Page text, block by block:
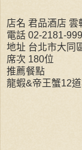
店名 君品酒店 雲
電話 02-2181-
地址 台北市大同
席次 180位
推薦餐點
龍蝦&帝王蟹12